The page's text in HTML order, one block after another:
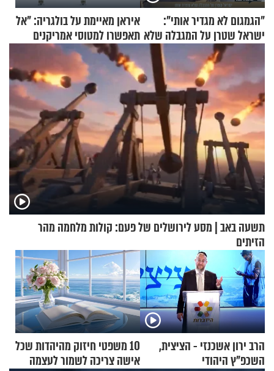
"הגמגום לא מגדיר אותי":
ישראל שטרן על המגבלה שלא
עוצרת אותו
איראן מאיימת על בולגריה: "אל
תאפשרו למטוסי אמריקנים
להמריא מהשטח שלכם"
תשעה באב | מסע לירושלים של פעם: קולות מלחמה מהר
הזיתים
הרב ירון אשכנזי - הציצית,
השכפ"ץ היהודי
10 משפטי חיזוק מהיהדות שכל
אישה צריכה לשמור לעצמה